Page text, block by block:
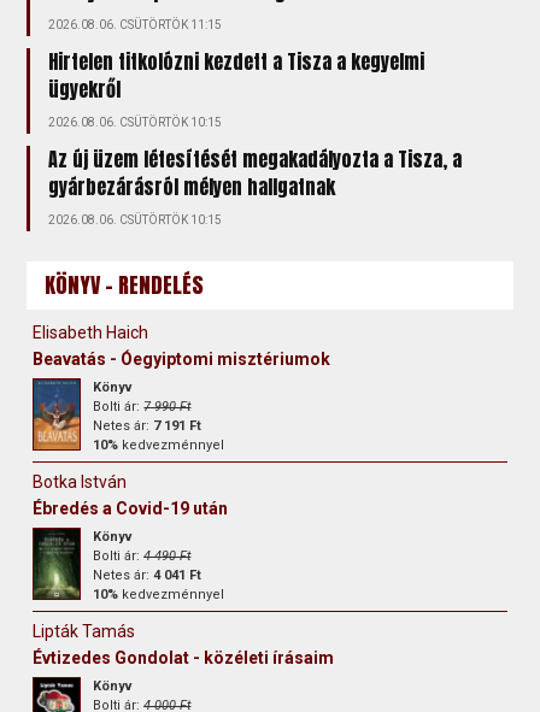
2026.08.06. CSÜTÖRTÖK 11:15
Hirtelen titkolózni kezdett a Tisza a kegyelmi
ügyekről
2026.08.06. CSÜTÖRTÖK 10:15
Az új üzem létesítését megakadályozta a Tisza, a
gyárbezárásról mélyen hallgatnak
2026.08.06. CSÜTÖRTÖK 10:15
KÖNYV - RENDELÉS
Elisabeth Haich
Beavatás - Óegyiptomi misztériumok
Könyv
Bolti ár:7 990 Ft
Netes ár: 7 191 Ft
10% kedvezménnyel
Botka István
Ébredés a Covid-19 után
Könyv
Bolti ár:4 490 Ft
Netes ár:4 041 Ft
10% kedvezménnyel
Lipták Tamás
Évtizedes Gondolat - közéleti írásaim
Könyv
Bolti ár:4 000 Ft